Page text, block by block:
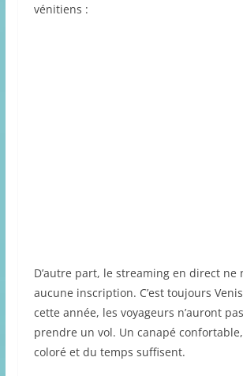
vénitiens :
D’autre part, le streaming en direct ne
aucune inscription. C’est toujours
cette année, les voyageurs n’auront
prendre un vol. Un canapé
coloré et du temps suffisent.